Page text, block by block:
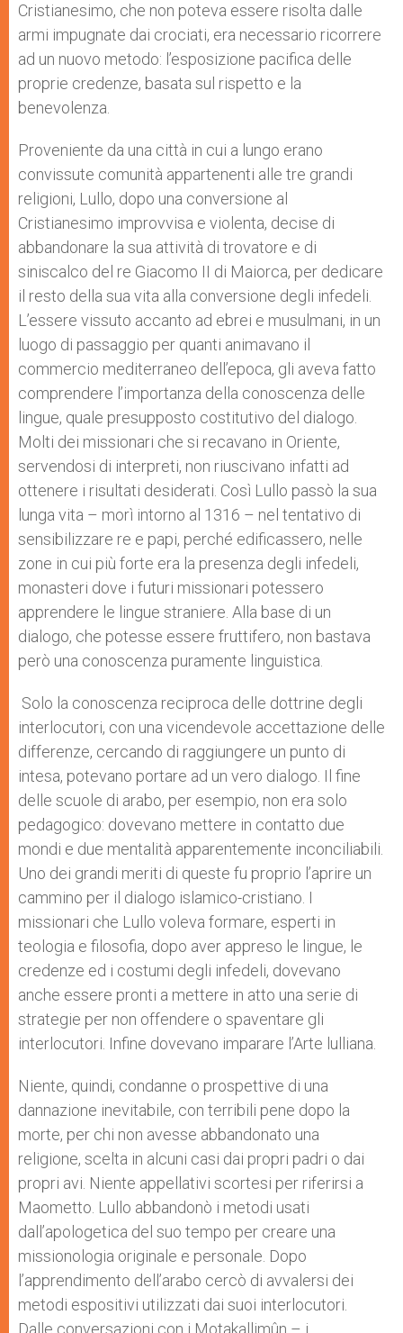
Cristianesimo, che non poteva essere risolta dalle
armi impugnate dai crociati, era necessario ricorrere
ad un nuovo metodo: l’esposizione pacifica delle
proprie credenze, basata sul rispetto e la
benevolenza.
Proveniente da una città in cui a lungo erano
convissute comunità appartenenti alle tre grandi
religioni, Lullo, dopo una conversione al
Cristianesimo improvvisa e violenta, decise di
abbandonare la sua attività di trovatore e di
siniscalco del re Giacomo II di Maiorca, per dedicare
il resto della sua vita alla conversione degli infedeli.
L’essere vissuto accanto ad ebrei e musulmani, in un
luogo di passaggio per quanti animavano il
commercio mediterraneo dell’epoca, gli aveva fatto
comprendere l’importanza della conoscenza delle
lingue, quale presupposto costitutivo del dialogo.
Molti dei missionari che si recavano in Oriente,
servendosi di interpreti, non riuscivano infatti ad
ottenere i risultati desiderati. Così Lullo passò la sua
lunga vita – morì intorno al 1316 – nel tentativo di
sensibilizzare re e papi, perché edificassero, nelle
zone in cui più forte era la presenza degli infedeli,
monasteri dove i futuri missionari potessero
apprendere le lingue straniere. Alla base di un
dialogo, che potesse essere fruttifero, non bastava
però una conoscenza puramente linguistica.
Solo la conoscenza reciproca delle dottrine degli
interlocutori, con una vicendevole accettazione delle
differenze, cercando di raggiungere un punto di
intesa, potevano portare ad un vero dialogo. Il fine
delle scuole di arabo, per esempio, non era solo
pedagogico: dovevano mettere in contatto due
mondi e due mentalità apparentemente inconciliabili.
Uno dei grandi meriti di queste fu proprio l’aprire un
cammino per il dialogo islamico-cristiano. I
missionari che Lullo voleva formare, esperti in
teologia e filosofia, dopo aver appreso le lingue, le
credenze ed i costumi degli infedeli, dovevano
anche essere pronti a mettere in atto una serie di
strategie per non offendere o spaventare gli
interlocutori. Infine dovevano imparare l’Arte lulliana.
Niente, quindi, condanne o prospettive di una
dannazione inevitabile, con terribili pene dopo la
morte, per chi non avesse abbandonato una
religione, scelta in alcuni casi dai propri padri o dai
propri avi. Niente appellativi scortesi per riferirsi a
Maometto. Lullo abbandonò i metodi usati
dall’apologetica del suo tempo per creare una
missionologia originale e personale. Dopo
l’apprendimento dell’arabo cercò di avvalersi dei
metodi espositivi utilizzati dai suoi interlocutori.
Dalle conversazioni con i Motakallimûn – i